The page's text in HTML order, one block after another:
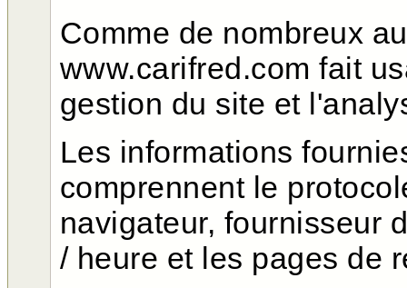
Comme de nombreux
www.carifred.com fait
gestion du site et
Les informations
comprennent le
navigateur, fournisseur
/ heure et les pages de